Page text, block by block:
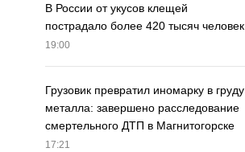
В России от укусов клещей
пострадало более 420 тысяч человек
19:00
Грузовик превратил иномарку в груду
металла: завершено расследование
смертельного ДТП в Магнитогорске
17:21